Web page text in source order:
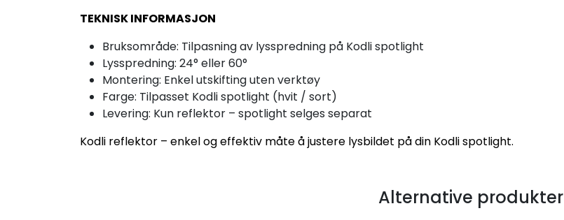
TEKNISK INFORMASJON
Bruksområde: Tilpasning av lysspredning på Kodli spotlight
Lysspredning: 24° eller 60°
Montering: Enkel utskifting uten verktøy
Farge: Tilpasset Kodli spotlight (hvit / sort)
Levering: Kun reflektor – spotlight selges separat
Kodli reflektor – enkel og effektiv måte å justere lysbildet på din Kodli spotlight.
Alternative produkter